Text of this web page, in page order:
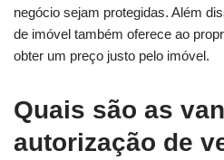
negócio sejam protegidas. Além
de imóvel também oferece ao
obter um preço justo pelo imóvel.
Quais são as
autorização de